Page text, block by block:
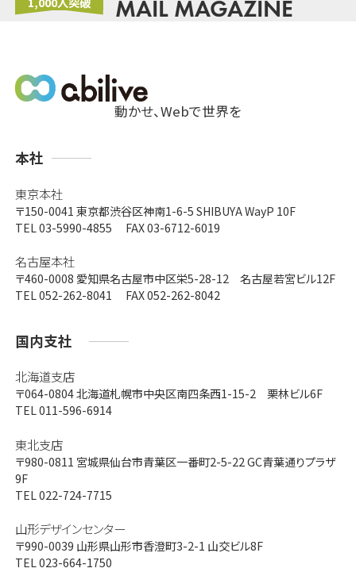
MAIL MAGAZINE
動かせ、Webで世界を
支
本社
東京本社
〒150-0041 東京都渋谷区神南1-6-5 SHIBUYA WayP 10F
TEL 03-5990-4855 FAX 03-6712-6019
名古屋本社
〒460-0008 愛知県名古屋市中区栄5-28-12 名古屋若宮ビル12F
TEL 052-262-8041 FAX 052-262-8042
国内支社
北海道支店
〒064-0804北海道札幌市中央区南四条西1-15-2 栗林ビル6F
TEL 011-596-6914
東北支店
〒980-0811 宮城県仙台市青葉区一番町2-5-22 GC青葉通りプラザ
9F
TEL 022-724-7715
山形デザインセンター
〒990-0039 山形県山形市香澄町3-2-1 山交ビル8F
TEL 023-664-1750